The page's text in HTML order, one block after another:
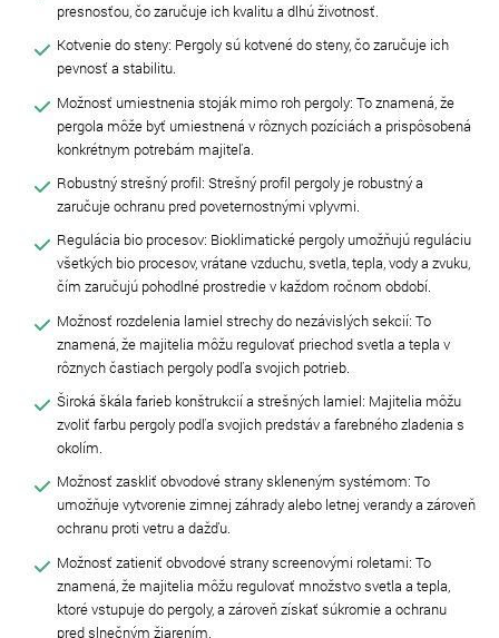
presnosťou, čo zaručuje ich kvalitu a dlhú životnosť.
Kotvenie do steny: Pergoly sú kotvené do steny, čo zaručuje ich
pevnosť a stabilitu.
Možnosť umiestnenia stoják mimo roh pergoly: To znamená, že
pergola môže byť umiestnená v rôznych pozíciách a prispôsobená
konkrétnym potrebám majiteľa.
Robustný strešný profil: Strešný profil pergoly je robustný a
zaručuje ochranu pred poveternostnými vplyvmi.
Regulácia bio procesov: Bioklimatické pergoly umožňujú reguláciu
všetkých bio procesov, vrátane vzduchu, svetla, tepla, vody a zvuku,
čím zaručujú pohodlné prostredie v každom ročnom období.
Možnosť rozdelenia lamiel strechy do nezávislých sekcií: To
znamená, že majitelia môžu regulovať priechod svetla a tepla v
rôznych častiach pergoly podľa svojich potrieb.
Široká škála farieb konštrukcií a strešných lamiel: Majitelia môžu
zvoliť farbu pergoly podľa svojich predstáv a farebného zladenia s
okolím.
Možnosť zaskliť obvodové strany skleneným systémom: To
umožňuje vytvorenie zimnej záhrady alebo letnej verandy a zároveň
ochranu proti vetru a dažďu.
Možnosť zatieniť obvodové strany screenovými roletami: To
znamená, že majitelia môžu regulovať množstvo svetla a tepla,
ktoré vstupuje do pergoly, a zároveň získať súkromie a ochranu
pred slnečným žiarením.